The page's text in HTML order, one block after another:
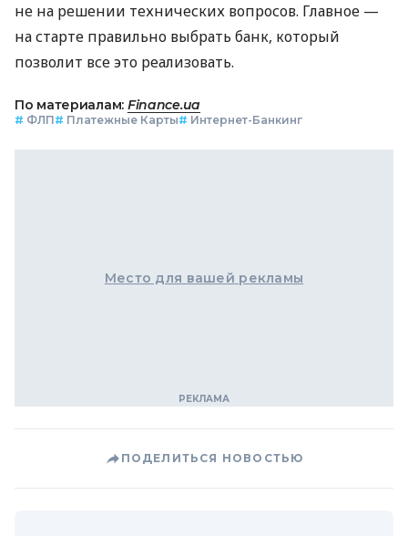
не на решении технических вопросов. Главное —
на старте правильно выбрать банк, который
позволит все это реализовать.
По материалам: Finance.ua
# ФЛП# Платежные Карты# Интернет-Банкинг
Место для вашей рекламы
ПОДЕЛИТЬСЯ НОВОСТЬЮ